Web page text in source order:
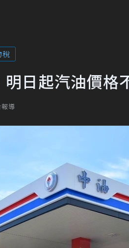
稅
日起汽油價格
導